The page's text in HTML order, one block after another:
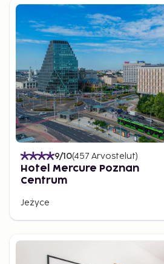
9/10(457 Arvostelut)
Hotel Mercure Poznan
Centrum
Jeżyce